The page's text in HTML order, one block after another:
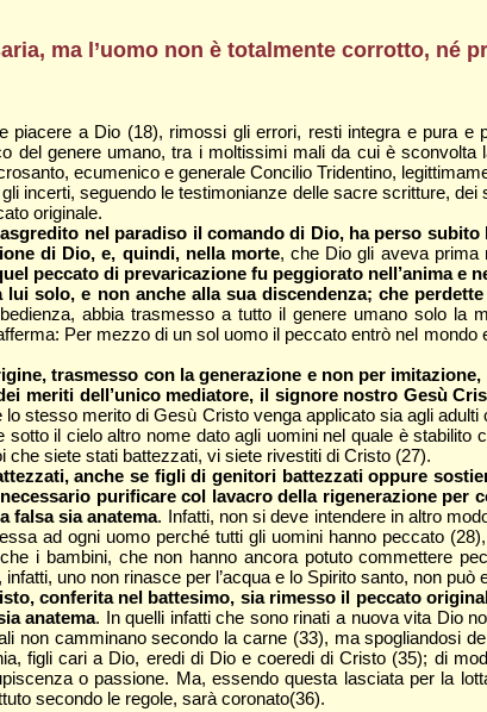
ma l’uomo non è totalmente corrotto, né
piacere a Dio (18), rimossi gli errori, resti integra e pura
del genere umano, tra i moltissimi mali da cui è
ecumenico e generale Concilio Tridentino,
incerti, seguendo le testimonianze delle sacre scritture,
originale.
nel paradiso il comando di Dio, ha perso
di Dio, e, quindi, nella morte, che Dio gli aveva prima
peccato di prevaricazione fu peggiorato nell’anima e
solo, e non anche alla sua discendenza; che
abbia trasmesso a tutto il genere umano solo
Per mezzo di un sol uomo il peccato entrò nel
trasmesso con la generazione e non per
meriti dell’unico mediatore, il signore nostro Gesù
stesso merito di Gesù Cristo venga applicato sia agli
il cielo altro nome dato agli uomini nel quale è stabilito
che siete stati battezzati, vi siete rivestiti di Cristo (27).
anche se figli di genitori battezzati oppure
purificare col lavacro della rigenerazione
falsa sia anatema. Infatti, non si deve intendere in altro
ad ogni uomo perché tutti gli uomini hanno peccato
i bambini, che non hanno ancora potuto commettere
uno non rinasce per l’acqua e lo Spirito santo, non può
conferita nel battesimo, sia rimesso il peccato
anatema. In quelli infatti che sono rinati a nuova vita Dio
non camminano secondo la carne (33), ma spogliandosi
figli cari a Dio, eredi di Dio e coeredi di Cristo (35); di
o passione. Ma, essendo questa lasciata per la
secondo le regole, sarà coronato(36).